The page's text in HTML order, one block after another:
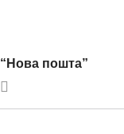
пошта”